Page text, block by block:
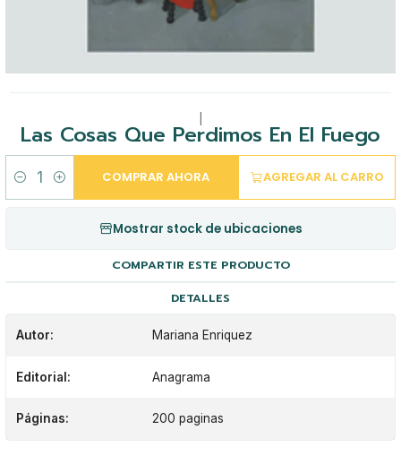
Las Cosas Que Perdimos En El Fuego
Cantidad
AGREGAR AL CARRO
COMPRAR AHORA
Mostrar stock de ubicaciones
COMPARTIR ESTE PRODUCTO
DETALLES
Autor: Mariana Enriquez
Editorial: Anagrama
Páginas: 200 paginas